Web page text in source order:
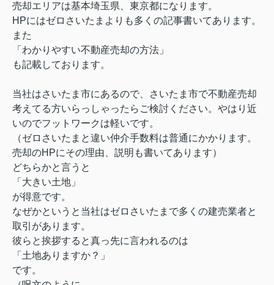
売却エリアは基本埼玉県、東京都になります。
HPにはゼロさいたまよりも多くの記事書いてあります。
また
「わかりやすい不動産売却の方法」
も記載しております。
当社はさいたま市にあるので、さいたま市で不動産売却
考えてる方いらっしゃったらご検討ください。やはり近
いのでフットワークは軽いです。
（ゼロさいたまと違い仲介手数料は普通にかかります。
売却のHPにその理由、説明も書いてあります）
どちらかと言うと
「大きい土地」
が得意です。
なぜかというと当社はゼロさいたまで多くの建売業者と
取引があります。
彼らと挨拶すると真っ先に言われるのは
「土地ありますか？」
です。